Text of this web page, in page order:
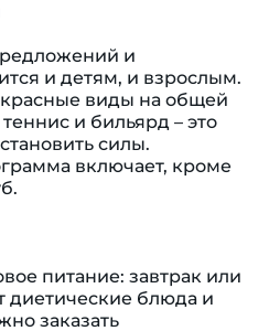
и
и детям, и взрослым.
виды на общей
и бильярд – это
силы.
включает, кроме
питание: завтрак или
блюда и
заказать